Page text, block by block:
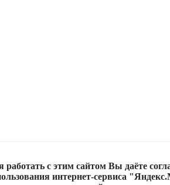
с этим сайтом Вы даёте
интернет-сервиса